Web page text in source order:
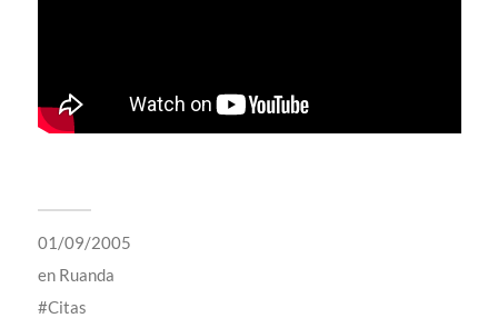
01/09/2005
en Ruanda
Citas